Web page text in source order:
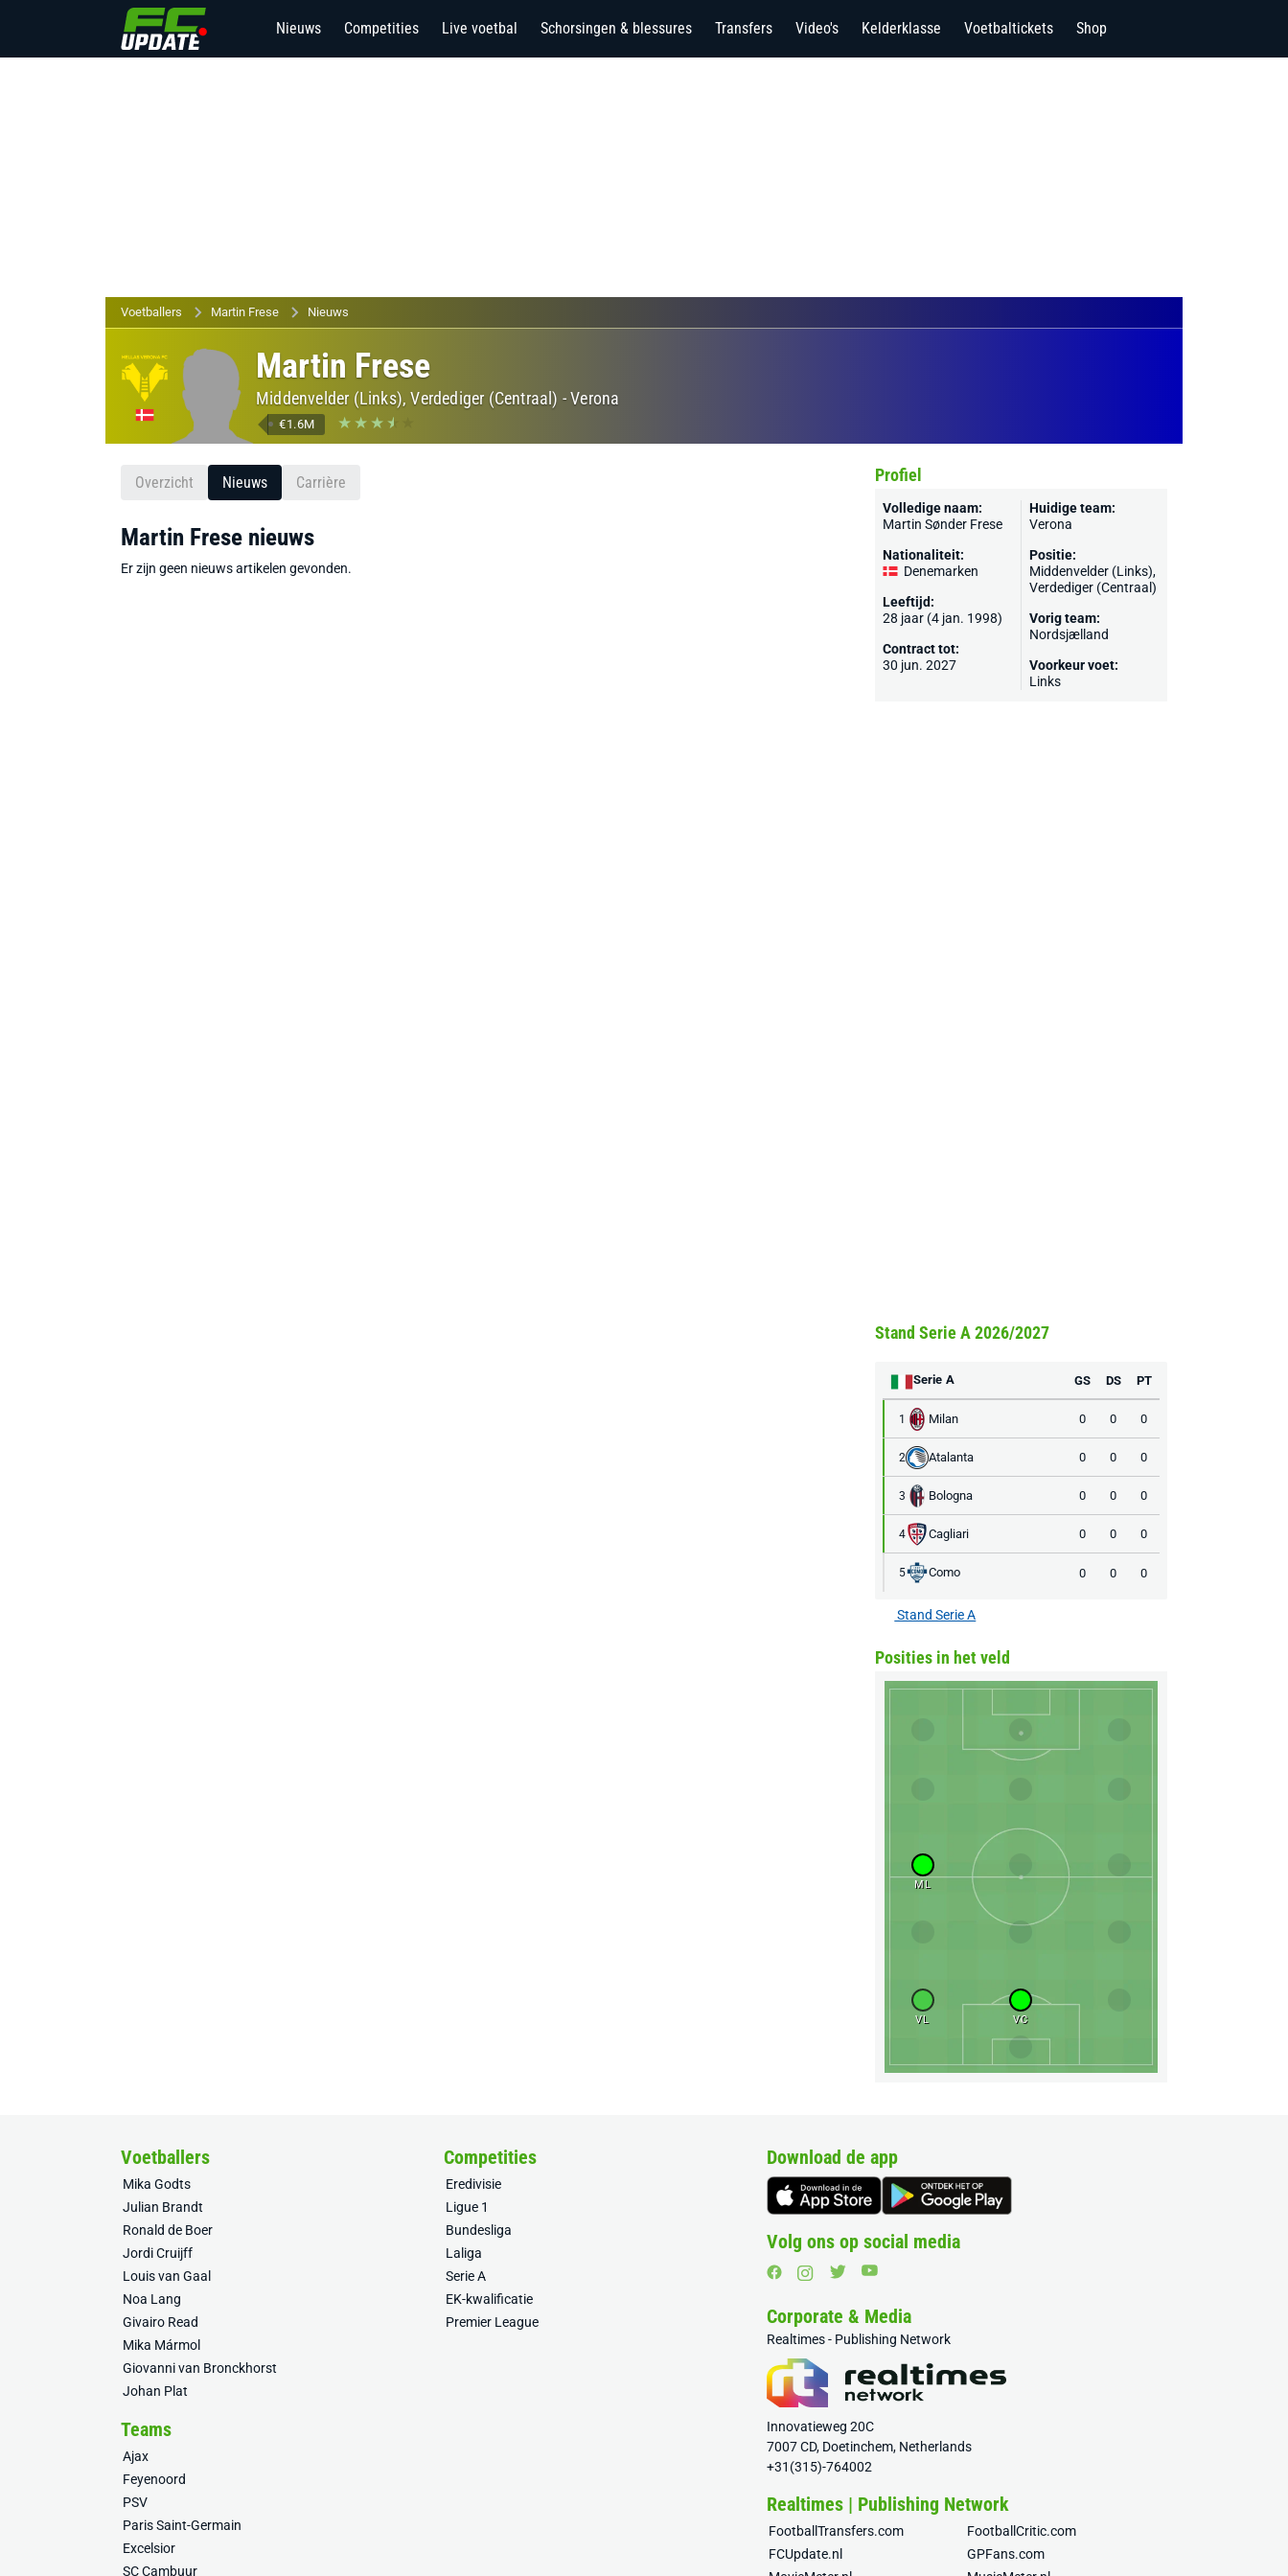
Nieuws Competities Live voetbal Schorsingen & blessures Transfers Video's Kelderklasse Voetbaltickets Shop
Voetballers Martin Frese Nieuws
Martin Frese
Middenvelder (Links), Verdediger (Centraal) -Verona
€1.6M
Overzicht Nieuws Carrière
Martin Frese nieuws
Er zijn geen nieuws artikelen gevonden.
Profiel
Volledige naam:
Martin Sønder Frese
Nationaliteit:
Denemarken
Leeftijd:
28 jaar (4 jan. 1998)
Contract tot:
30 jun. 2027
Huidige team:
Verona
Positie:
Middenvelder (Links),
Verdediger (Centraal)
Vorig team:
Nordsjælland
Voorkeur voet:
Links
Stand Serie A 2026/2027
Serie A GS DS PT
1 Milan 0 0 0
2 Atalanta 0 0 0
3 Bologna 0 0 0
4 Cagliari 0 0 0
5 Como 0 0 0
Stand Serie A
Posities in het veld
ML
VL VC
Voetballers
Mika Godts
Julian Brandt
Ronald de Boer
Jordi Cruijff
Louis van Gaal
Noa Lang
Givairo Read
Mika Mármol
Giovanni van Bronckhorst
Johan Plat
Competities
Eredivisie
Ligue 1
Bundesliga
Laliga
Serie A
EK-kwalificatie
Premier League
Teams
Ajax
Feyenoord
PSV
Paris Saint-Germain
Excelsior
SC Cambuur
Download de app
Volg ons op social media
Corporate & Media
Realtimes - Publishing Network
Innovatieweg 20C
7007 CD, Doetinchem, Netherlands
+31(315)-764002
Realtimes | Publishing Network
FootballTransfers.com
FootballCritic.com
FCUpdate.nl
GPFans.com